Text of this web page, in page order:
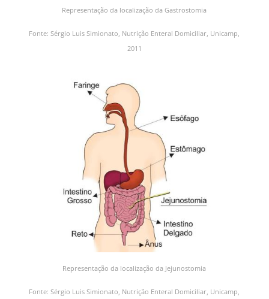
Representação da localização da Gastrostomia
Fonte: Sérgio Luis Simionato, Nutrição Enteral Domiciliar, Unicamp,
2011
Representação da localização da Jejunostomia
Fonte: Sérgio Luis Simionato, Nutrição Enteral Domiciliar, Unicamp,